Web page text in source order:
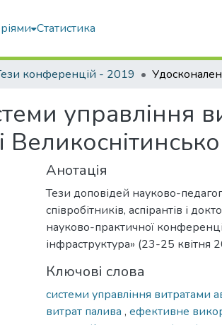
Статистика
конференцій - 2019
управління
Анотація
Тези доповідей науково-
співробітників, аспірантів і
науково-практичної
інфраструктура» (23-25 квітня
Ключові слова
системи управління витратами
витрат палива , ефективне